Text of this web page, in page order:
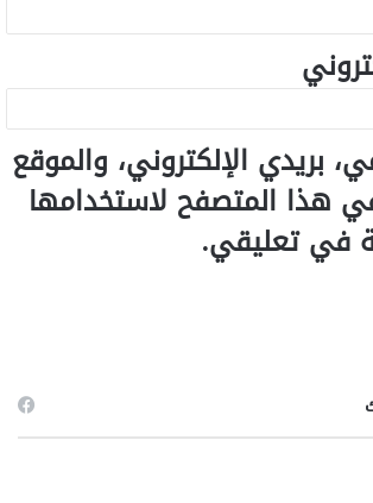
بريدي الإلكتروني، والموقع
هذا المتصفح لاستخدامها
في تعليقي.